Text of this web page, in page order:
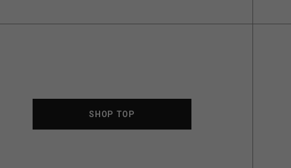
SHOP TOP